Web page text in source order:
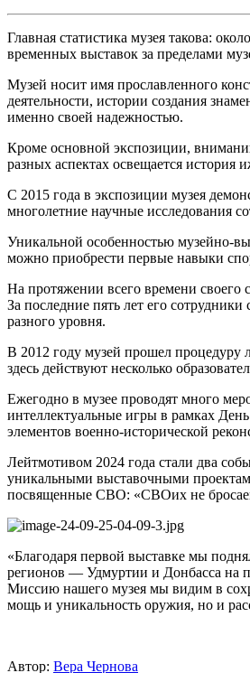
Главная статистика музея такова:
временных выставок за пределами
Музей носит имя прославленного
деятельности, истории создания
именно своей надежностью.
Кроме основной экспозиции,
разных аспектах освещается история
С 2015 года в экспозиции музея
многолетние научные исследования
Уникальной особенностью музейно-
можно приобрести первые навыки
На протяжении всего времени
За последние пять лет его
разного уровня.
В 2012 году музей прошел процедуру
здесь действуют несколько
Ежегодно в музее проводят много
интеллектуальные игры в рамках
элементов военно-исторической
Лейтмотивом 2024 года стали два
уникальными выставочными
посвященные СВО: «СВОих не
«Благодаря первой выставке мы
регионов — Удмуртии и Донбасса на
Миссию нашего музея мы видим в
мощь и уникальность оружия, но и
Автор: Вера Чернова